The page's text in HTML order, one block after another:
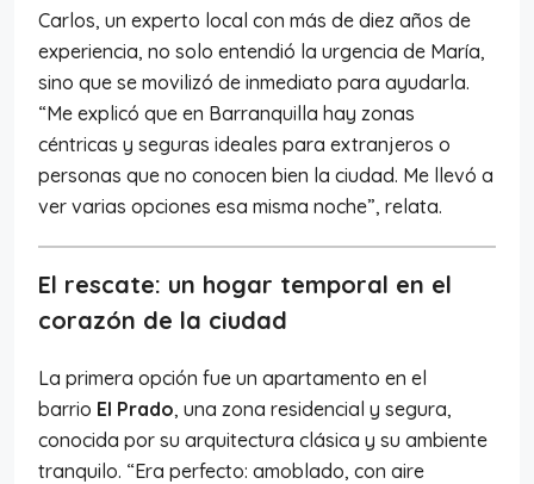
Carlos, un experto local con más de diez años de
experiencia, no solo entendió la urgencia de María,
sino que se movilizó de inmediato para ayudarla.
“Me explicó que en Barranquilla hay zonas
céntricas y seguras ideales para extranjeros o
personas que no conocen bien la ciudad. Me llevó a
ver varias opciones esa misma noche”, relata.
El rescate: un hogar temporal en el
corazón de la ciudad
La primera opción fue un apartamento en el
barrio El Prado, una zona residencial y segura,
conocida por su arquitectura clásica y su ambiente
tranquilo. “Era perfecto: amoblado, con aire